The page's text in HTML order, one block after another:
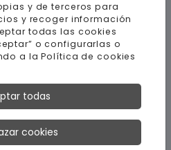
y de terceros para
y recoger información
todas las cookies
o configurarlas o
a laPolítica de cookies
todas
cookies